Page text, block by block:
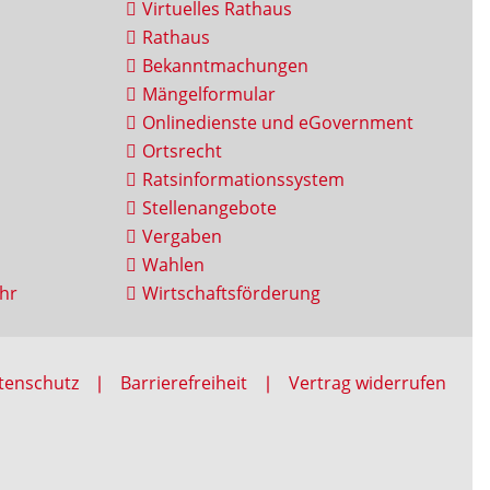
Virtuelles Rathaus
Rathaus
Bekanntmachungen
Mängelformular
Onlinedienste und eGovernment
Ortsrecht
Ratsinformationssystem
Stellenangebote
Vergaben
Wahlen
Wirtschaftsförderung
Barrierefreiheit Vertrag widerrufen